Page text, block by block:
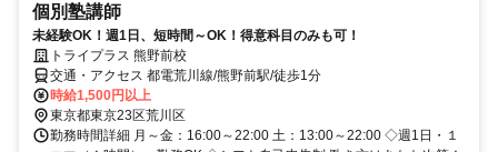
個別塾講師
未経験OK！週1日、短時間～OK！得意科目のみも可！
トライプラス 熊野前校
交通・アクセス 都電荒川線/熊野前駅/徒歩1分
時給1,500円以上
東京都東京23区荒川区
勤務時間詳細 月～金：16:00～22:00 土：13:00～22:00 ◇週1日・１